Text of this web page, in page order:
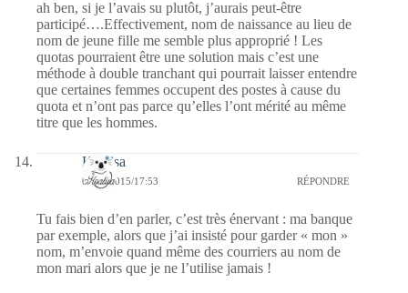
ah ben, si je l’avais su plutôt, j’aurais peut-être
participé….Effectivement, nom de naissance au lieu de
nom de jeune fille me semble plus approprié ! Les
quotas pourraient être une solution mais c’est une
méthode à double tranchant qui pourrait laisser entendre
que certaines femmes occupent des postes à cause du
quota et n’ont pas parce qu’elles l’ont mérité au même
titre que les hommes.
Koalisa
01/07/2015/17:53 RÉPONDRE
Tu fais bien d’en parler, c’est très énervant : ma banque
par exemple, alors que j’ai insisté pour garder « mon »
nom, m’envoie quand même des courriers au nom de
mon mari alors que je ne l’utilise jamais !